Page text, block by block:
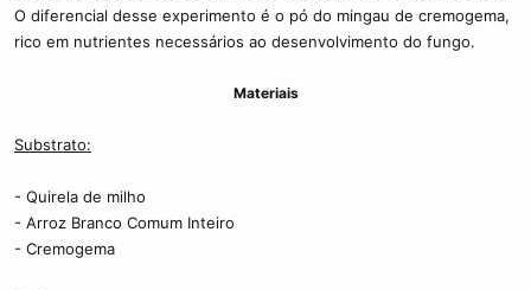
O diferencial desse experimento é o pó do mingau de cremogema,
rico em nutrientes necessários ao desenvolvimento do fungo.
Materiais
Substrato:
- Quirela de milho
- Arroz Branco Comum Inteiro
- Cremogema